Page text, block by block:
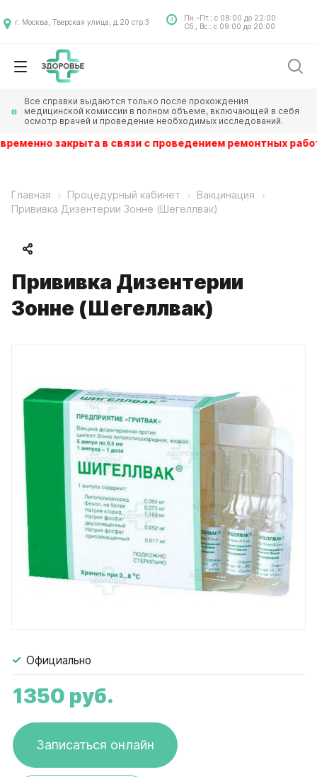
Все справки выдаются только после прохождения
медицинской комиссии в полном объеме, включающей в себя
осмотр врачей и проведение необходимых исследований.
временно закрыта в связи с проведением ремонтных
г. Москва, Тверская улица, д.20 стр.3
Пн.–Пт.: с 08:00 до 22:00
Сб., Вс.: с 09:00 до 20:00
Главная Процедурный кабинет
Вакцинация
Прививка Дизентерии Зонне (Шегеллвак)
Прививка Дизентерии
Зонне (Шегеллвак)
Официально
1350 руб.
Записаться онлайн